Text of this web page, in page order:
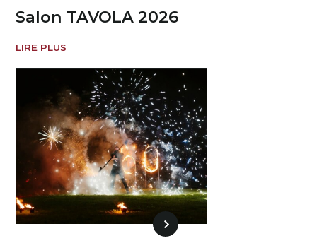
Salon TAVOLA 2026
LIRE PLUS